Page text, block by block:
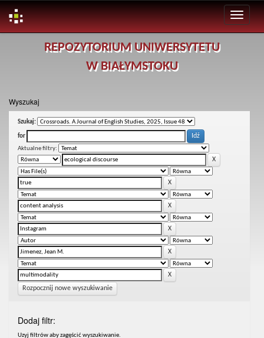
REPOZYTORIUM UNIWERSYTETU
W BIAŁYMSTOKU
Wyszukaj
Szukaj:
for
Aktualne filtry:
Rozpocznij nowe wyszukiwanie
Dodaj filtr:
Uzyj filtrów aby zagęścić wyszukiwanie.